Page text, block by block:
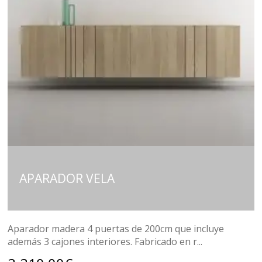
APARADOR VELA
Aparador madera 4 puertas de 200cm que incluye
además 3 cajones interiores. Fabricado en r...